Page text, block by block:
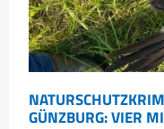
GÜNZBURG: VIER